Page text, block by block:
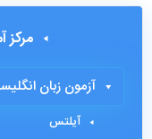
مرکز
آزمون زبان
آیلتس